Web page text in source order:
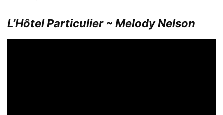
L’Hôtel Particulier ~ Melody Nelson